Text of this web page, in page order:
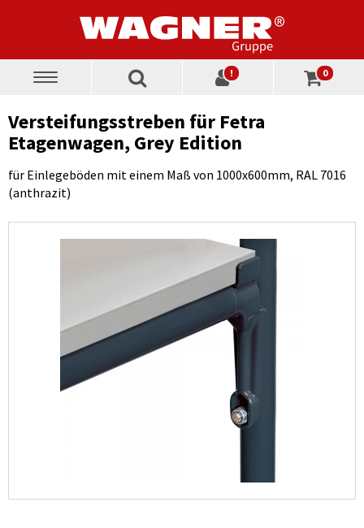
Toggle
! 0
Versteifungsstreben für Fetra
Etagenwagen, Grey Edition
für Einlegeböden mit einem Maß von 1000x600mm, RAL 7016
(anthrazit)